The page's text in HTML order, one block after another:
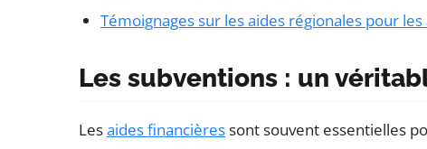
Témoignages sur les aides régionales pour
Les subventions : un
Lesaides financièressont souvent essentielles